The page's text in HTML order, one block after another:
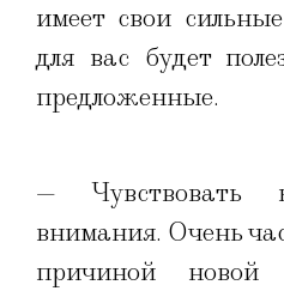
имеет свои
для вас будет
предложенные.
— Чувствовать
внимания. Очень
причиной новой